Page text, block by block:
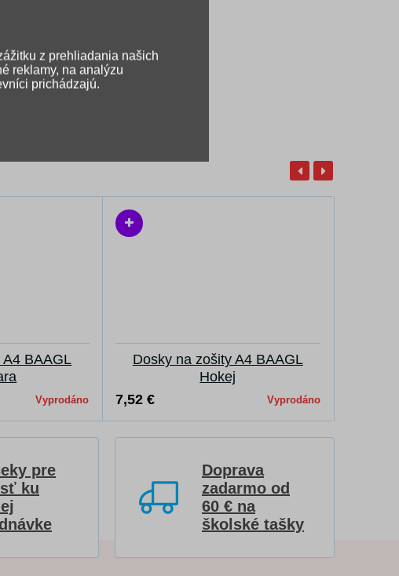
BAAGL
Vyprodáno
Dosky na zošity A4 BAAGL
Hokej
7,52 €
Vyprodáno
pre
ku
Doprava
zadarmo od
60 € na
školské tašky
z prehliadania našich
reklamy, na analýzu
prichádzajú.